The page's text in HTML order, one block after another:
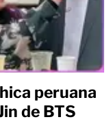
peruana
de BTS